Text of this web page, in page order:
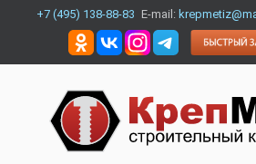
+7 (495) 138-88-83 E-mail: